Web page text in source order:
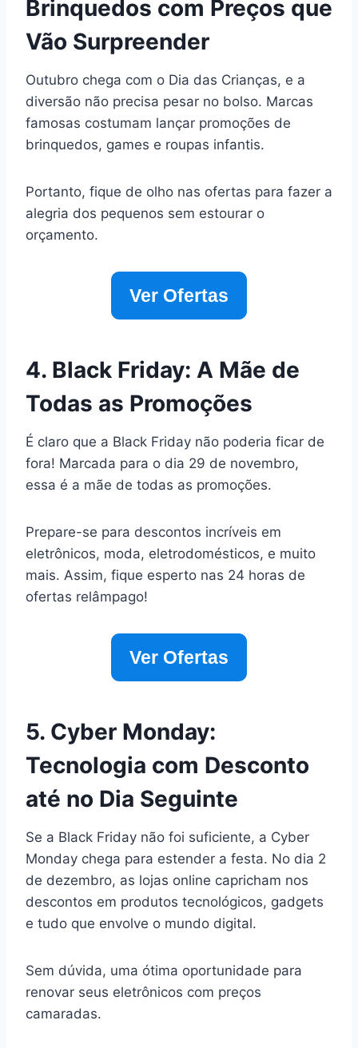
Brinquedos com Preços que
Vão Surpreender
Outubro chega com o Dia das Crianças, e a
diversão não precisa pesar no bolso. Marcas
famosas costumam lançar promoções de
brinquedos, games e roupas infantis.
Portanto, fique de olho nas ofertas para fazer a
alegria dos pequenos sem estourar o
orçamento.
Ver Ofertas
4. Black Friday: A Mãe de
Todas as Promoções
É claro que a Black Friday não poderia ficar de
fora! Marcada para o dia 29 de novembro,
essa é a mãe de todas as promoções.
Prepare-se para descontos incríveis em
eletrônicos, moda, eletrodomésticos, e muito
mais. Assim, fique esperto nas 24 horas de
ofertas relâmpago!
Ver Ofertas
5. Cyber Monday:
Tecnologia com Desconto
até no Dia Seguinte
Se a Black Friday não foi suficiente, a Cyber
Monday chega para estender a festa. No dia 2
de dezembro, as lojas online capricham nos
descontos em produtos tecnológicos, gadgets
e tudo que envolve o mundo digital.
Sem dúvida, uma ótima oportunidade para
renovar seus eletrônicos com preços
camaradas.